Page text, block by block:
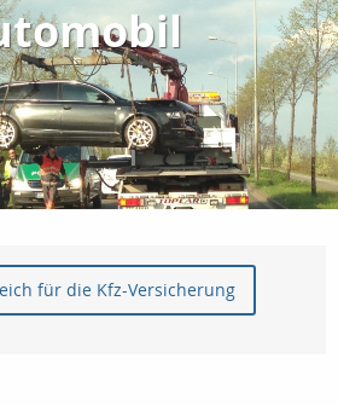
für die Kfz-Versicherung